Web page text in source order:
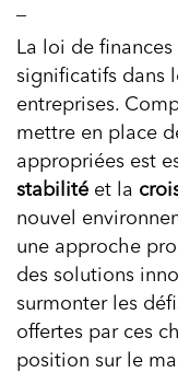
La loi de
significatifs dans
entreprises.
mettre en place
appropriées est
stabilité et la
nouvel
une approche
des solutions
surmonter les
offertes par ces
position sur le